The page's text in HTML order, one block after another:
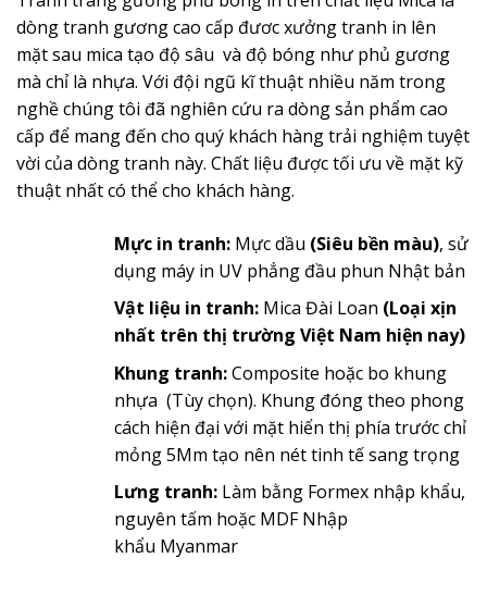
dòng tranh gương cao cấp đươc xưởng tranh in lên
mặt sau mica tạo độ sâu và độ bóng như phủ gương
mà chỉ là nhựa. Với đội ngũ kĩ thuật nhiều năm trong
nghề chúng tôi đã nghiên cứu ra dòng sản phẩm cao
cấp để mang đến cho quý khách hàng trải nghiệm tuyệt
vời của dòng tranh này. Chất liệu được tối ưu về mặt kỹ
thuật nhất có thể cho khách hàng.
Mực in tranh:Mực dầu (Siêu bền màu), sử
dụng máy in UV phẳng đầu phun Nhật bản
Vật liệu in tranh:Mica Đài Loan (Loại xịn
nhất trên thị trường Việt Nam hiện nay)
Khung tranh:Composite hoặc bo khung
nhựa (Tùy chọn). Khung đóng theo phong
cách hiện đại với mặt hiển thị phía trước chỉ
mỏng 5Mm tạo nên nét tinh tế sang trọng
Lưng tranh:Làm bằng Formex nhập khẩu,
nguyên tấm hoặc MDF Nhập
khẩu Myanmar